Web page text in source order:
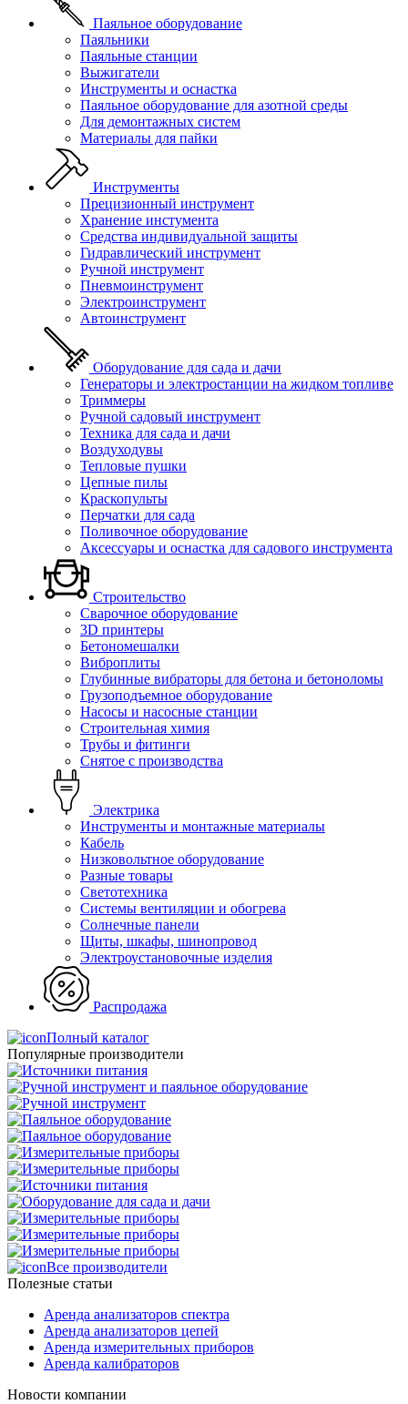
Паяльное оборудование
Паяльники
Паяльные станции
Выжигатели
Инструменты и оснастка
Паяльное оборудование для азотной среды
Для демонтажных систем
Материалы для пайки
Инструменты
Прецизионный инструмент
Хранение инстумента
Средства индивидуальной защиты
Гидравлический инструмент
Ручной инструмент
Пневмоинструмент
Электроинструмент
Автоинструмент
Оборудование для сада и дачи
Генераторы и электростанции на жидком топливе
Триммеры
Ручной садовый инструмент
Техника для сада и дачи
Воздуходувы
Тепловые пушки
Цепные пилы
Краскопульты
Перчатки для сада
Поливочное оборудование
Аксессуары и оснастка для садового инструмента
Строительство
Сварочное оборудование
3D принтеры
Бетономешалки
Виброплиты
Глубинные вибраторы для бетона и бетоноломы
Грузоподъемное оборудование
Насосы и насосные станции
Строительная химия
Трубы и фитинги
Снятое с производства
Электрика
Инструменты и монтажные материалы
Кабель
Низковольтное оборудование
Разные товары
Светотехника
Системы вентиляции и обогрева
Солнечные панели
Щиты, шкафы, шинопровод
Электроустановочные изделия
Распродажа
Полный каталог
Популярные производители
Все производители
Полезные статьи
Аренда анализаторов спектра
Аренда анализаторов цепей
Аренда измерительных приборов
Аренда калибраторов
Новости компании